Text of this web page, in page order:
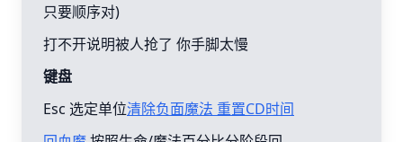
只要顺序对)
打不开说明被人抢了 你手脚太慢
键盘
Esc 选定单位清除负面魔法 重置CD时间